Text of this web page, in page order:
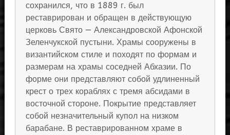
сохранился, что в 1889 г. был
реставрирован и обращен в действующую
церковь Свято — Александровской Афонской
Зеленчукской пустыни. Храмы сооружены в
византийском стиле и походят по формам и
размерам на храмы соседней Абхазии. По
форме они представляют собой удлиненный
крест о трех кораблях с тремя абсидами в
восточной стороне. Покрытие представляет
собой незначительный купол на низком
барабане. В реставрированном храме в